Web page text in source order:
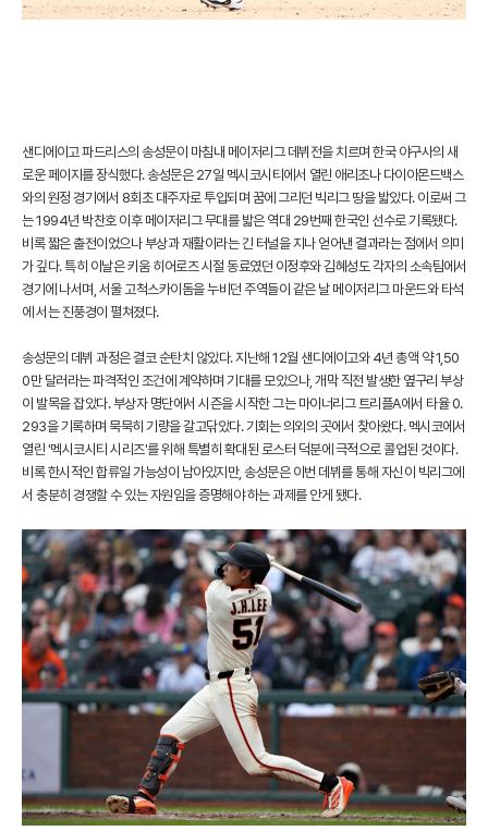
샌디에이고 파드리스의 송성문이 마침내 메이저리그 데뷔전을 치르며 한국 야구사의 새
로운 페이지를 장식했다. 송성문은 27일 멕시코시티에서 열린 애리조나 다이아몬드백스
와의 원정 경기에서 8회초 대주자로 투입되며 꿈에 그리던 빅리그 땅을 밟았다. 이로써 그
는 1994년 박찬호 이후 메이저리그 무대를 밟은 역대 29번째 한국인 선수로 기록됐다.
비록 짧은 출전이었으나 부상과 재활이라는 긴 터널을 지나 얻어낸 결과라는 점에서 의미
가 깊다. 특히 이날은 키움 히어로즈 시절 동료였던 이정후와 김혜성도 각자의 소속팀에서
경기에 나서며, 서울 고척스카이돔을 누비던 주역들이 같은 날 메이저리그 마운드와 타석
에 서는 진풍경이 펼쳐졌다.
송성문의 데뷔 과정은 결코 순탄치 않았다. 지난해 12월 샌디에이고와 4년 총액 약 1,50
0만 달러라는 파격적인 조건에 계약하며 기대를 모았으나, 개막 직전 발생한 옆구리 부상
이 발목을 잡았다. 부상자 명단에서 시즌을 시작한 그는 마이너리그 트리플A에서 타율 0.
293을 기록하며 묵묵히 기량을 갈고닦았다. 기회는 의외의 곳에서 찾아왔다. 멕시코에서
열린 '멕시코시티 시리즈'를 위해 특별히 확대된 로스터 덕분에 극적으로 콜업된 것이다.
비록 한시적인 합류일 가능성이 남아있지만, 송성문은 이번 데뷔를 통해 자신이 빅리그에
서 충분히 경쟁할 수 있는 자원임을 증명해야 하는 과제를 안게 됐다.